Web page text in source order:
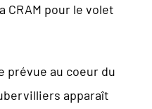
pour le volet
au coeur du
apparaît